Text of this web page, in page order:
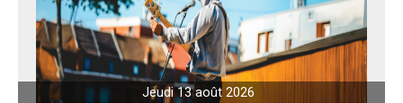
Jeudi 13 août 2026